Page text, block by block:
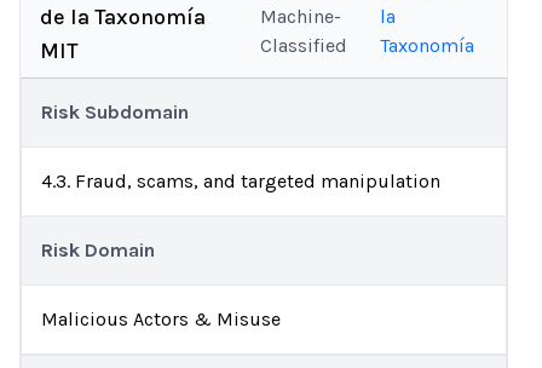
de la Taxonomía
MIT
Machine-
Classified
la
Taxonomía
Risk Subdomain
4.3. Fraud, scams, and targeted manipulation
Risk Domain
Malicious Actors & Misuse